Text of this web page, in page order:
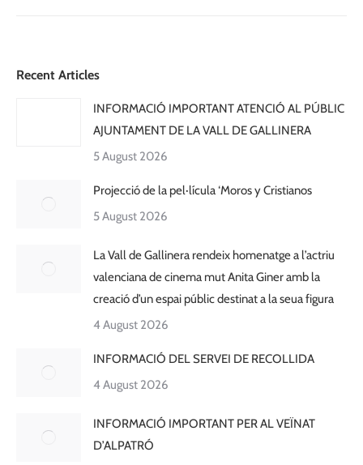
Recent Articles
INFORMACIÓ IMPORTANT ATENCIÓ AL PÚBLIC
AJUNTAMENT DE LA VALL DE GALLINERA
5 August 2026
Projecció de la pel·lícula ‘Moros y Cristianos
5 August 2026
La Vall de Gallinera rendeix homenatge a l’actriu
valenciana de cinema mut Anita Giner amb la
creació d’un espai públic destinat a la seua figura
4 August 2026
INFORMACIÓ DEL SERVEI DE RECOLLIDA
4 August 2026
INFORMACIÓ IMPORTANT PER AL VEÏNAT
D’ALPATRÓ